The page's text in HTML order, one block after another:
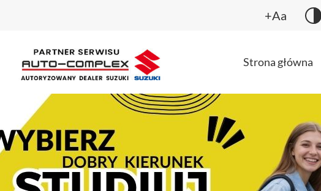
+Aa
Strona główna